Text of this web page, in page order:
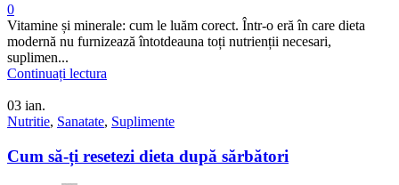
0
Vitamine și minerale: cum le luăm corect. Într-o eră în care dieta
modernă nu furnizează întotdeauna toți nutrienții necesari,
suplimen...
Continuați lectura
03 ian.
Nutritie, Sanatate, Suplimente
Cum să-ți resetezi dieta după sărbători